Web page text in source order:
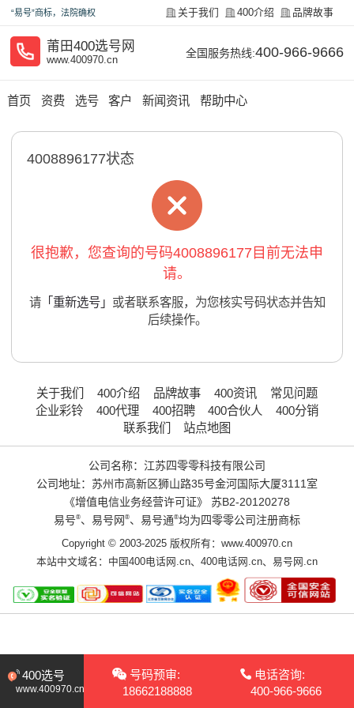
“易号”商标，法院确权 关于我们 400介绍 品牌故事
莆田400选号网
www.400970.cn
全国服务热线:400-966-9666
首页 资费 选号 客户 新闻资讯 帮助中心
4008896177状态
很抱歉，您查询的号码4008896177目前无法申
请。
请「重新选号」 或者联系客服，为您核实号码状态并告知
后续操作。
关于我们 400介绍 品牌故事 400资讯
常见问题
企业彩铃
400代理 400招聘 400合伙人
400分销
联系我们
站点地图
公司名称：江苏四零零科技有限公司
公司地址：苏州市高新区狮山路35号金河国际大厦3111室
《增值电信业务经营许可证》
苏B2-20120278
易号®、易号网 ®、易号通®均为四零零公司注册商标
Copyright © 2003-2025 版权所有：www.400970.cn
本站中文域名： 中国400电话网.cn、 400电话网.cn、 易号网.cn
400选号
www.400970.cn
号码预审:
18662188888
电话咨询:
400-966-9666